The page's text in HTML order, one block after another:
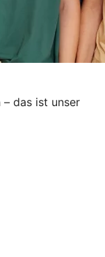
das ist unser